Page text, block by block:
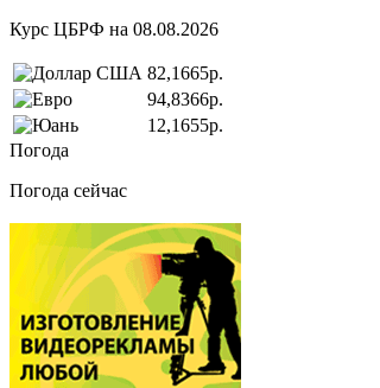
Курс ЦБРФ на 08.08.2026
82,1665р.
94,8366р.
12,1655р.
Погода
Погода сейчас